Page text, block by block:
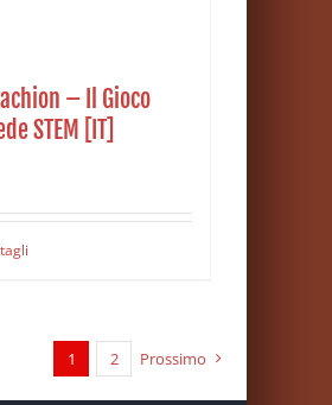
– Il Gioco
STEM [IT]
1 2 Prossimo